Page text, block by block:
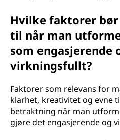
Hvilke faktorer
til når man
som engasjerende
virkningsfullt?
Faktorer som relevans for
klarhet, kreativitet og evne
betraktning når man
gjøre det engasjerende og